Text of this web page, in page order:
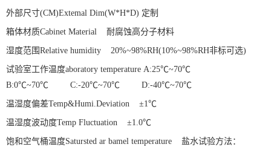
外部尺寸(CM)Extemal Dim(W*H*D) 定制
箱体材质Cabinet Material 耐腐蚀高分子材料
湿度范围 Relative humidity 20%~98%RH(10%~98%RH非标可选)
试验室工作温度aboratory temperature A:25℃~70℃
B:0℃~70℃ C:-20℃~70℃ D:-40℃~70℃
温湿度偏差Temp&Humi.Deviation ±1℃
温湿度波动度Temp Fluctuation ±1.0℃
饱和空气桶温度Satursted ar bamel temperature
盐水试验方法：